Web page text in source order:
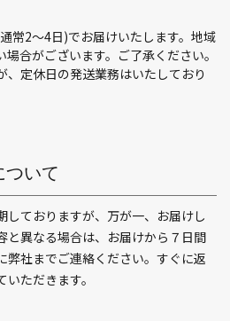
常2〜4日)でお届けいたします。地域
合がございます。ご了承ください。
定休日の発送業務はいたしており
ついて
しておりますが、万が一、お届けし
と異なる場合は、お届けから７日間
弊社までご連絡ください。すぐに返
ただきます。